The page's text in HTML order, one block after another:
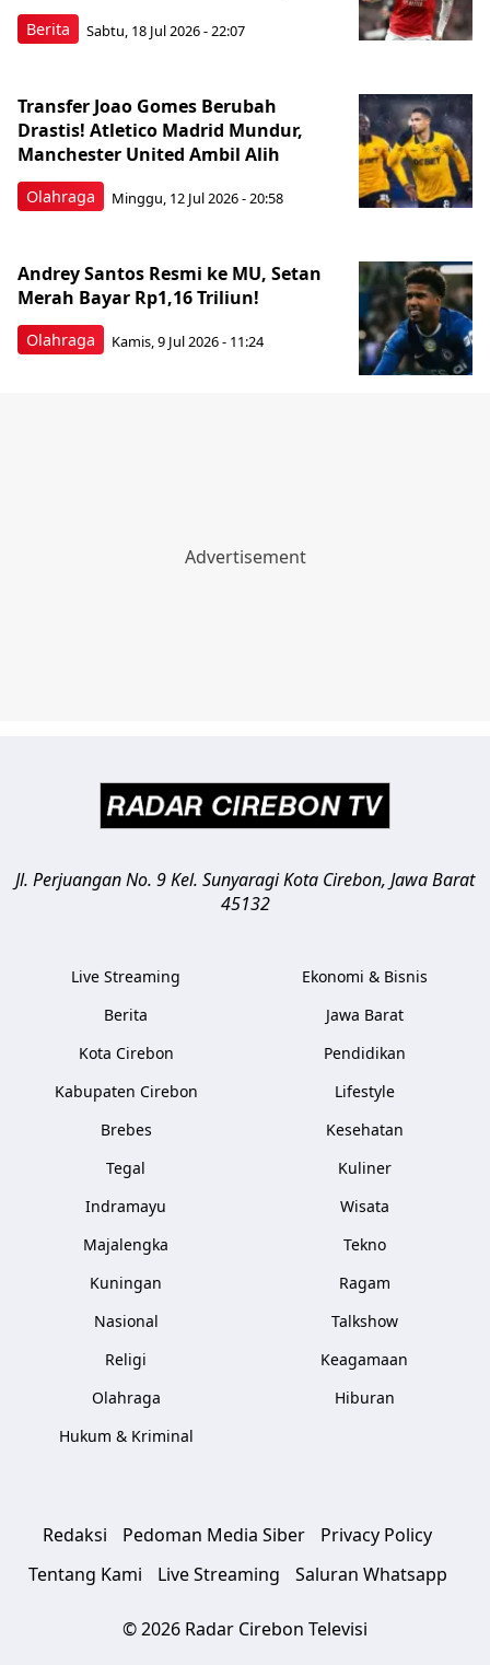
Berita Sabtu, 18 Jul 2026 - 22:07
Olahraga
Transfer Joao Gomes Berubah
Drastis! Atletico Madrid Mundur,
Manchester United Ambil Alih
Minggu, 12 Jul 2026 - 20:58
Olahraga
Andrey Santos Resmi ke MU, Setan
Merah Bayar Rp1,16 Triliun!
Kamis, 9 Jul 2026 - 11:24
Jl. Perjuangan No. 9 Kel. SunyaragiKota Cirebon, Jawa Barat
45132
Live Streaming
Berita
Kota Cirebon
Kabupaten Cirebon
Brebes
Tegal
Indramayu
Majalengka
Kuningan
Nasional
Religi
Olahraga
Hukum & Kriminal
Ekonomi & Bisnis
Jawa Barat
Pendidikan
Lifestyle
Kesehatan
Kuliner
Wisata
Tekno
Ragam
Talkshow
Keagamaan
Hiburan
Redaksi Pedoman Media Siber
Privacy Policy
Tentang Kami
Live Streaming Saluran Whatsapp
© 2026 Radar Cirebon Televisi